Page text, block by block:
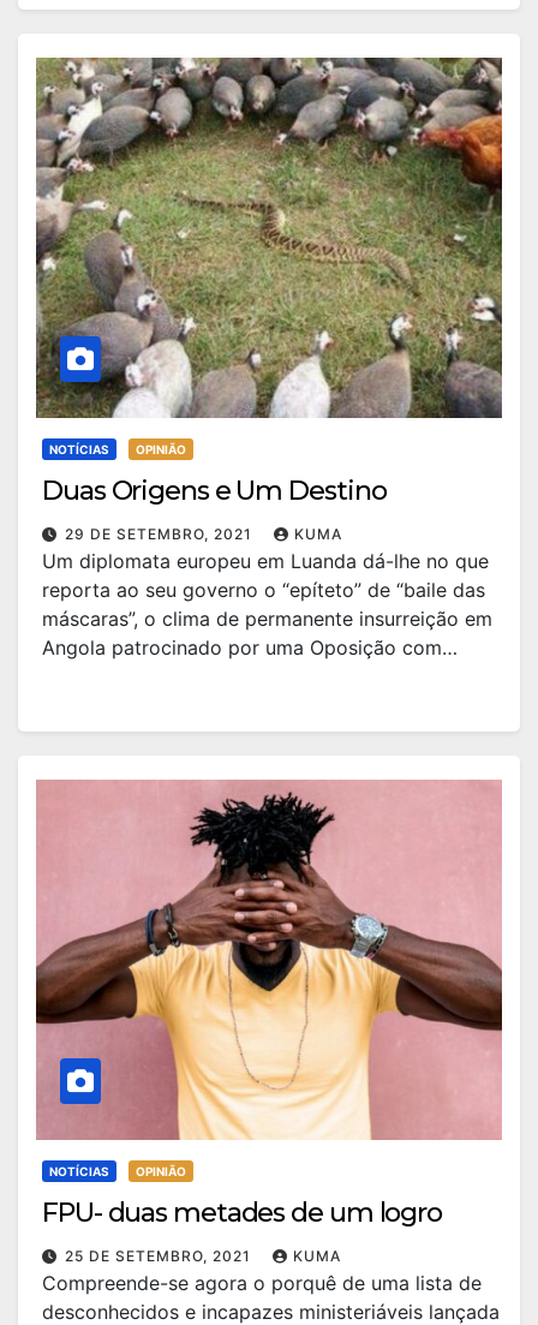
NOTÍCIAS OPINIÃO
Duas Origens e Um Destino
29 DE SETEMBRO, 2021 KUMA
Um diplomata europeu em Luanda dá-lhe no que
reporta ao seu governo o “epíteto” de “baile das
máscaras”, o clima de permanente insurreição em
Angola patrocinado por uma Oposição com…
NOTÍCIAS OPINIÃO
FPU- duas metades de um logro
25 DE SETEMBRO, 2021 KUMA
Compreende-se agora o porquê de uma lista de
desconhecidos e incapazes ministeriáveis lançada